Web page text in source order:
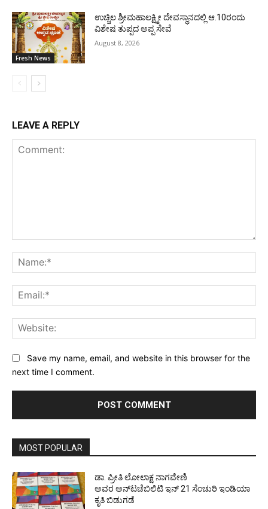
Fresh News
ಉಚ್ಚಿಲ ಶ್ರೀಮಹಾಲಕ್ಷ್ಮೀ ದೇವಸ್ಥಾನದಲ್ಲಿ ಆ.10ರಂದು
ವಿಶೇಷ ತುಪ್ಪದ ಅಪ್ಪ ಸೇವೆ
August 8, 2026
LEAVE A REPLY
Save my name, email, and website in this browser for the
next time I comment.
MOST POPULAR
ಡಾ. ಪ್ರೀತಿ ಲೋಲಾಕ್ಷ ನಾಗವೇಣಿ
ಅವರ ಅನ್‌ಟಚೆಬಿಲಿಟಿ ಇನ್ 21 ಸೆಂಚುರಿ ಇಂಡಿಯಾ
ಕೃತಿ ಬಿಡುಗಡೆ